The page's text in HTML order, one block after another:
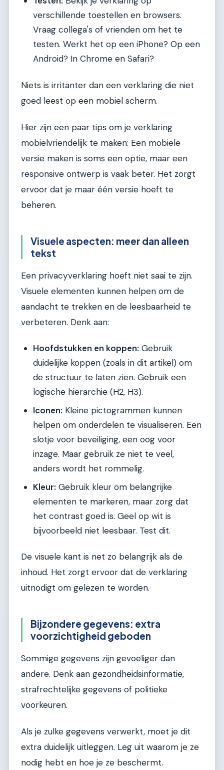
verschillende toestellen en browsers.
Vraag collega's of vrienden om het te
testen. Werkt het op een iPhone? Op een
Android? In Chrome en Safari?
Niets is irritanter dan een verklaring die niet
goed leest op een mobiel scherm.
Hier zijn een paar tips om je verklaring
mobielvriendelijk te maken: Een mobiele
versie maken is soms een optie, maar een
responsive ontwerp is vaak beter. Het zorgt
ervoor dat je maar één versie hoeft te
beheren.
Visuele aspecten: meer dan alleen
tekst
Een privacyverklaring hoeft niet saai te zijn.
Visuele elementen kunnen helpen om de
aandacht te trekken en de leesbaarheid te
verbeteren. Denk aan:
Hoofdstukken en koppen: Gebruik
duidelijke koppen (zoals in dit artikel) om
de structuur te laten zien. Gebruik een
logische hiërarchie (H2, H3).
Iconen: Kleine pictogrammen kunnen
helpen om onderdelen te visualiseren. Een
slotje voor beveiliging, een oog voor
inzage. Maar gebruik ze niet te veel,
anders wordt het rommelig.
Kleur: Gebruik kleur om belangrijke
elementen te markeren, maar zorg dat
het contrast goed is. Geel op wit is
bijvoorbeeld niet leesbaar. Test dit.
De visuele kant is net zo belangrijk als de
inhoud. Het zorgt ervoor dat de verklaring
uitnodigt om gelezen te worden.
Bijzondere gegevens: extra
voorzichtigheid geboden
Sommige gegevens zijn gevoeliger dan
andere. Denk aan gezondheidsinformatie,
strafrechtelijke gegevens of politieke
voorkeuren.
Als je zulke gegevens verwerkt, moet je dit
extra duidelijk uitleggen. Leg uit waarom je ze
nodig hebt en hoe je ze beschermt.